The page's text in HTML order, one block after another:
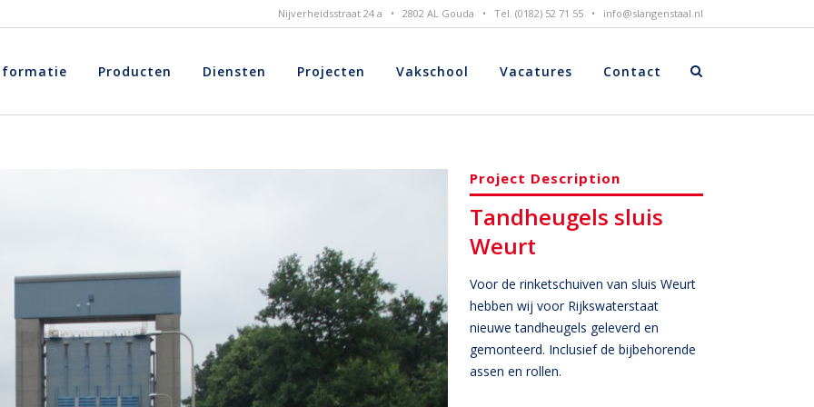
Nijverheidsstraat 24 a • 2802 AL Gouda • Tel. (0182) 52 71 55 • info@slangenstaal.nl
Producten Diensten Projecten Vakschool Vacatures Contact
Project Description
Tandheugels sluis
Weurt
Voor de rinketschuiven van sluis Weurt
hebben wij voor Rijkswaterstaat
nieuwe tandheugels geleverd en
gemonteerd. Inclusief de bijbehorende
assen en rollen.